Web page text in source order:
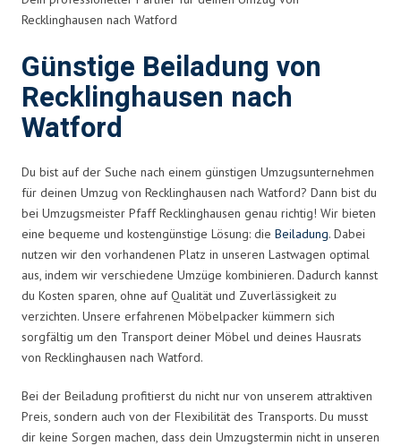
Recklinghausen nach Watford
Günstige Beiladung von
Recklinghausen nach
Watford
Du bist auf der Suche nach einem günstigen Umzugsunternehmen
für deinen Umzug von Recklinghausen nach Watford? Dann bist du
bei Umzugsmeister Pfaff Recklinghausen genau richtig! Wir bieten
eine bequeme und kostengünstige Lösung: die Beiladung. Dabei
nutzen wir den vorhandenen Platz in unseren Lastwagen optimal
aus, indem wir verschiedene Umzüge kombinieren. Dadurch kannst
du Kosten sparen, ohne auf Qualität und Zuverlässigkeit zu
verzichten. Unsere erfahrenen Möbelpacker kümmern sich
sorgfältig um den Transport deiner Möbel und deines Hausrats
von Recklinghausen nach Watford.
Bei der Beiladung profitierst du nicht nur von unserem attraktiven
Preis, sondern auch von der Flexibilität des Transports. Du musst
dir keine Sorgen machen, dass dein Umzugstermin nicht in unseren